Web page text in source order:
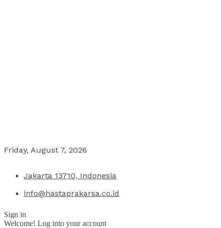
Friday, August 7, 2026
Jakarta 13710, Indonesia
info@hastaprakarsa.co.id
Sign in
Welcome! Log into your account